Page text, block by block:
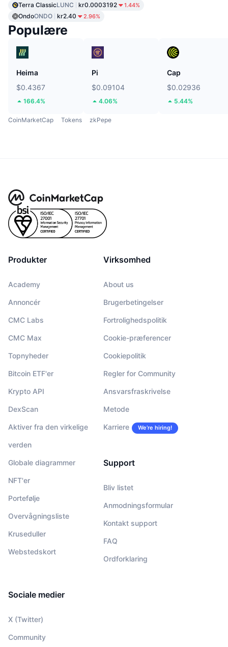
Terra ClassicLUNC kr0.0003192 1.44%
OndoONDO kr2.40 2.96%
Populære
Heima
$0.4367
166.4%
Pi
$0.09104
4.06%
Cap
$0.02936
5.44%
CoinMarketCap Tokens zkPepe
Produkter
Academy
Annoncér
CMC Labs
CMC Max
Topnyheder
Bitcoin ETF'er
Krypto API
DexScan
Aktiver fra den virkelige
verden
Globale diagrammer
NFT'er
Portefølje
Overvågningsliste
Kruseduller
Webstedskort
Virksomhed
About us
Brugerbetingelser
Fortrolighedspolitik
Cookie-præferencer
Cookiepolitik
Regler for Community
Ansvarsfraskrivelse
Metode
Karriere We’re hiring!
Support
Bliv listet
Anmodningsformular
Kontakt support
FAQ
Ordforklaring
Sociale medier
X (Twitter)
Community